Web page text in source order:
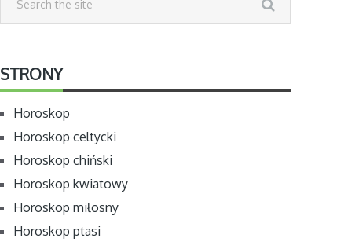
STRONY
Horoskop
Horoskop celtycki
Horoskop chiński
Horoskop kwiatowy
Horoskop miłosny
Horoskop ptasi